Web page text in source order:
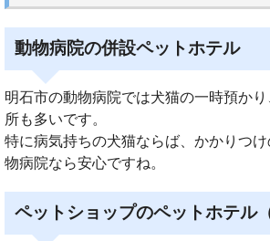
動物病院の併設ペットホテル
明石市の動物病院では犬猫の一時預か
所も多いです。
特に病気持ちの犬猫ならば、かかりつ
物病院なら安心ですね。
ペットショップのペットホテル